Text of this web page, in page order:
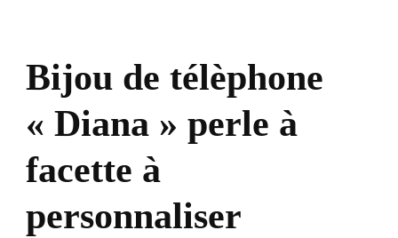
Bijou de télèphone
« Diana » perle à
facette à
personnaliser